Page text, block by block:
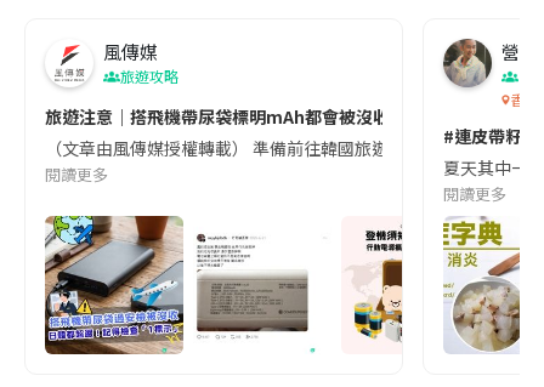
風傳媒
旅遊攻略
旅遊注意｜搭飛機帶尿袋標明mAh都會被沒收😱出發前切記檢查
（文章由風傳媒授權轉載） 準備前往韓國旅遊的民眾，近期要
閱讀更多
營養
香港
#連皮帶籽
夏天其中一
閱讀更多